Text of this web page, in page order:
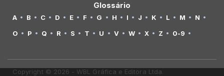
Glossário
A B C D E F G H I J K L M
N
O
P Q R S T U V W X Z 0-9
Copyright © 2026 - WBL Gráfica e Editora Ltda.